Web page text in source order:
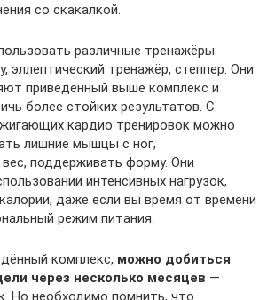
со скакалкой.
различные тренажёры:
эллептический тренажёр, степпер. Они
приведённый выше комплекс и
более стойких результатов. С
кардио тренировок можно
лишние мышцы с ног,
поддерживать форму. Они
интенсивных нагрузок,
даже если вы время от времени
режим питания.
комплекс, можно добиться
через несколько месяцев —
Но необходимо помнить, что